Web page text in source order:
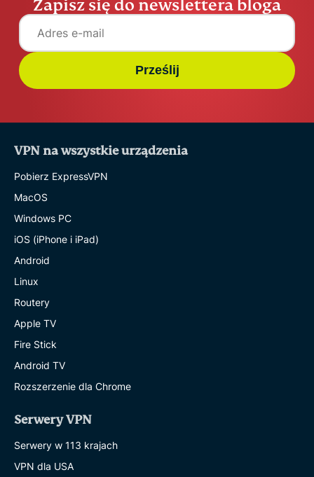
Zapisz się do newslettera bloga
Prześlij
VPN na wszystkie urządzenia
Pobierz ExpressVPN
MacOS
Windows PC
iOS (iPhone i iPad)
Android
Linux
Routery
Apple TV
Fire Stick
Android TV
Rozszerzenie dla Chrome
Serwery VPN
Serwery w 113 krajach
VPN dla USA